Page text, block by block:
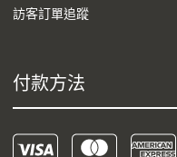
訪客訂單追蹤
付款方法